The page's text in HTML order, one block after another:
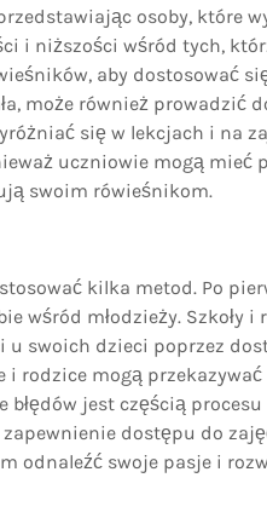
osoby, które
i niższości wśród tych,
aby dostosować
może również prowadzić
się w lekcjach i na
uczniowie mogą mieć
swoim rówieśnikom.
kilka metod. Po
wśród młodzieży. Szkoły i
u swoich dzieci poprzez
i rodzice mogą
błędów jest częścią
dostępu do
odnaleźć swoje pasje i